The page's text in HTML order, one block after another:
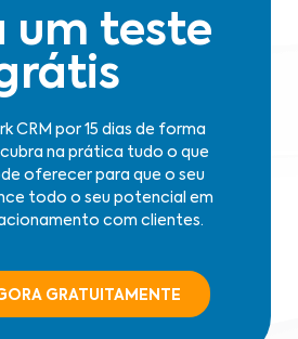
um teste
CRM por 15 dias de forma
na prática tudo o que
oferecer para que o seu
todo o seu potencial em
com clientes.
GRATUITAMENTE